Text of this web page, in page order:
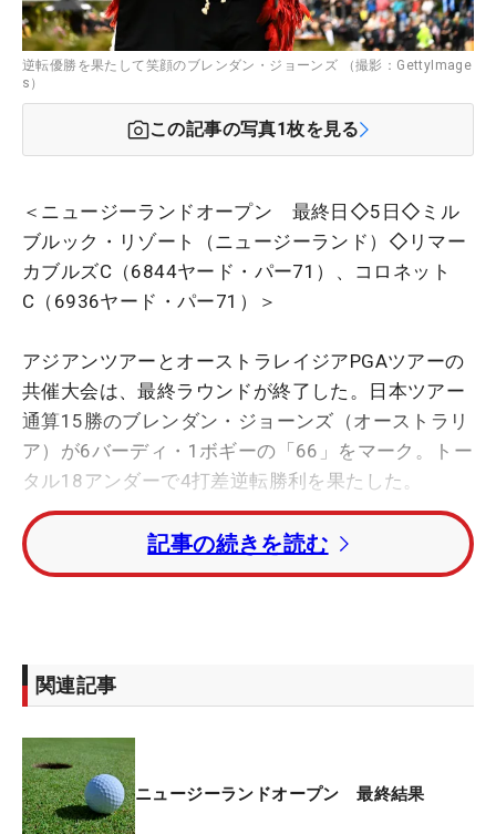
逆転優勝を果たして笑顔のブレンダン・ジョーンズ （撮影：GettyImage
s）
この記事の写真1枚を見る
＜ニュージーランドオープン 最終日◇5日◇ミル
ブルック・リゾート（ニュージーランド）◇リマー
カブルズC（6844ヤード・パー71）、コロネット
C（6936ヤード・パー71）＞
アジアンツアーとオーストラレイジアPGAツアーの
共催大会は、最終ラウンドが終了した。日本ツアー
通算15勝のブレンダン・ジョーンズ（オーストラリ
ア）が6バーディ・1ボギーの「66」をマーク。トー
タル18アンダーで4打差逆転勝利を果たした。
トータル15アンダー・2位タイに日本の池村寛世、
ベン・キャンベル（ニュージーランド）、ジョン・
嘉数光倫は「72」と1つ落とし、トータル14アンダ
位タイ、浅地洋佑はトータル10アンダー・26位タイ
で4日間を終えた。
記事の続きを読む
関連記事
ニュージーランドオープン 最終結果